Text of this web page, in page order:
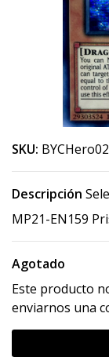
SKU:
Descripción
MP21-EN159
Agotado
Este producto
enviarnos una